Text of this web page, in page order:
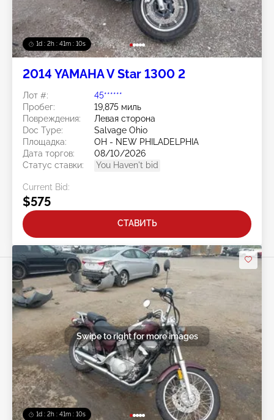
1d : 2h : 41m : 08s
2014 YAMAHA V Star 1300 2
Лот #:
45******
Пробег:
19,875 миль
Повреждения:
Левая сторона
Doc Type:
Salvage Ohio
Площадка:
OH - NEW PHILADELPHIA
Дата торгов:
08/10/2026
Статус ставки:
You Haven't bid
Current Bid:
$575
СТАВИТЬ
1d : 2h : 41m : 08s
Swipe to right for more images